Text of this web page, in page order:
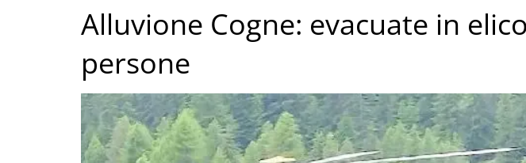
Alluvione Cogne: evacuate in
persone